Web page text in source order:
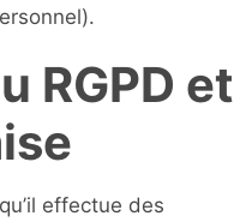
RGPD et
effectue des